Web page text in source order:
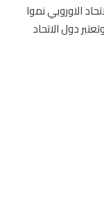
الاوروبي نموا
بنسبة 5% خلال عام 2014 مقارنة مع عام 2013 وتعتبر دول الاتحاد